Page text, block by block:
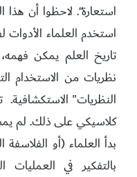
استعارة“. لاحظوا أن
استخدم العلماء الأدوات
تاريخ العلم يمكن
نظريات من الاستخدام
النظريات" الاستكشافية.
كلاسيكي على ذلك. لم
بدأ العلماء (أو
بالتفكير في العمليات